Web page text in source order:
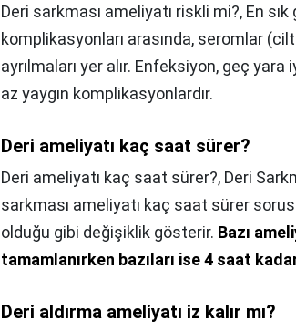
Deri sarkması ameliyatı riskli mi?, En
komplikasyonları arasında, seromlar
ayrılmaları yer alır. Enfeksiyon, geç
az yaygın komplikasyonlardır.
Deri ameliyatı kaç saat sürer?
Deri ameliyatı kaç saat sürer?, Deri
sarkması ameliyatı kaç saat sürer
olduğu gibi değişiklik gösterir. Bazı
tamamlanırken bazıları ise 4 saat
Deri aldırma ameliyatı iz kalır mı?